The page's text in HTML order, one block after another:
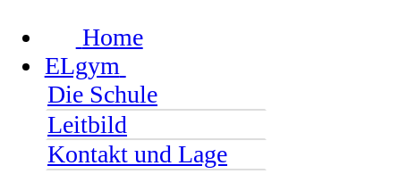
Home
ELgym
Die Schule
Leitbild
Kontakt und Lage